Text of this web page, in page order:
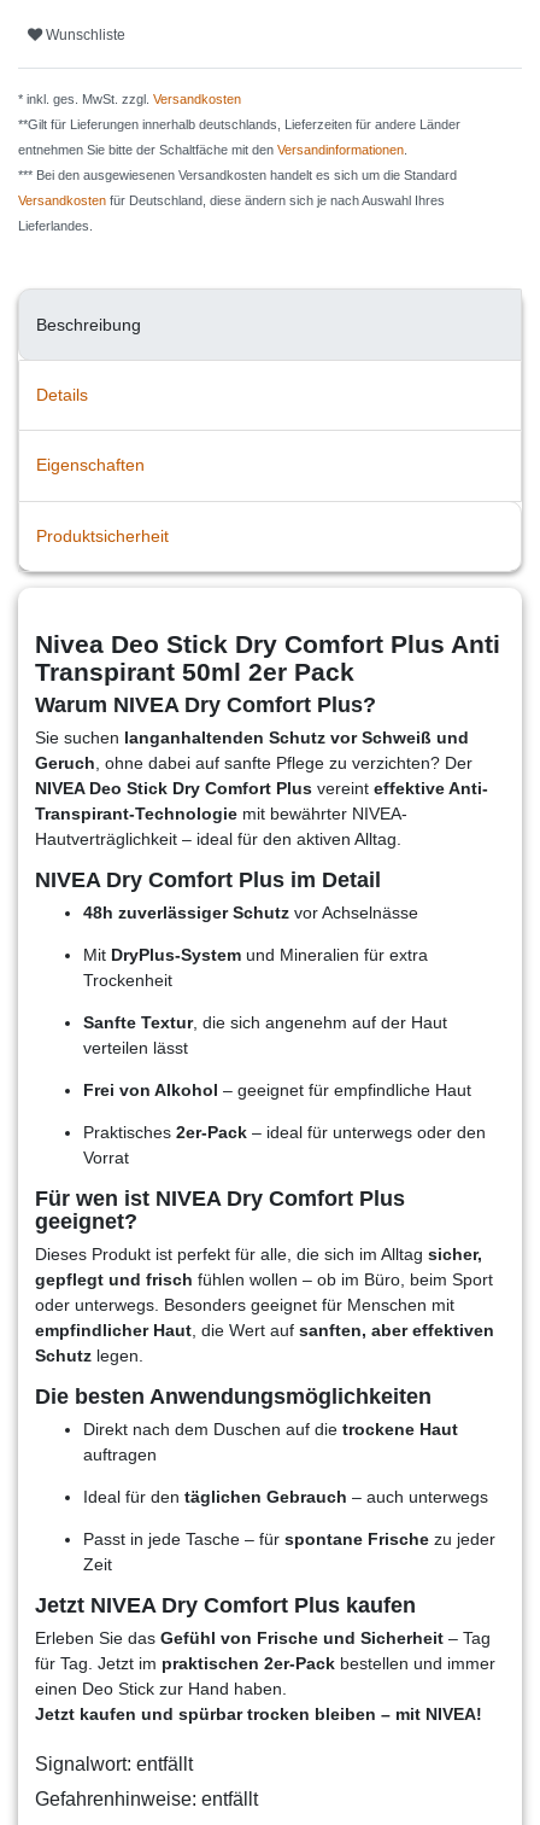
Wunschliste
* inkl. ges. MwSt. zzgl. Versandkosten
**Gilt für Lieferungen innerhalb deutschlands, Lieferzeiten für andere Länder
entnehmen Sie bitte der Schaltfäche mit den Versandinformationen
*** Bei den ausgewiesenen Versandkosten handelt es sich um die Standard
Versandkosten für Deutschland, diese ändern sich je nach Auswahl Ihres
Lieferlandes.
Beschreibung
Details
Eigenschaften
Produktsicherheit
Nivea Deo Stick Dry Comfort Plus Anti
Transpirant 50ml 2er Pack
Warum NIVEA Dry Comfort Plus?
Sie suchen langanhaltenden Schutz vor Schweiß und
Geruch , ohne dabei auf sanfte Pflege zu verzichten? Der
NIVEA Deo Stick Dry Comfort Plus vereint effektive Anti-
Transpirant-Technologie mit bewährter NIVEA-
Hautverträglichkeit – ideal für den aktiven Alltag.
NIVEA Dry Comfort Plus im Detail
48h zuverlässiger Schutz vor Achselnässe
Mit DryPlus-System und Mineralien für extra
Trockenheit
Sanfte Textur, die sich angenehm auf der Haut
verteilen lässt
Frei von Alkohol – geeignet für empfindliche Haut
Praktisches 2er-Pack – ideal für unterwegs oder den
Vorrat
Für wen ist NIVEA Dry Comfort Plus
geeignet?
Dieses Produkt ist perfekt für alle, die sich im Alltag sicher,
gepflegt und frisch fühlen wollen – ob im Büro, beim Sport
oder unterwegs. Besonders geeignet für Menschen mit
empfindlicher Haut , die Wert auf sanften, aber effektiven
Schutz legen.
Die besten Anwendungsmöglichkeiten
Direkt nach dem Duschen auf die trockene Haut
auftragen
Ideal für den täglichen Gebrauch – auch unterwegs
Passt in jede Tasche – für spontane Frische zu jeder
Zeit
Jetzt NIVEA Dry Comfort Plus kaufen
Erleben Sie das Gefühl von Frische und Sicherheit – Tag
für Tag. Jetzt im praktischen 2er-Pack bestellen und immer
einen Deo Stick zur Hand haben.
Jetzt kaufen und spürbar trocken bleiben – mit NIVEA!
Signalwort: entfällt
Gefahrenhinweise: entfällt